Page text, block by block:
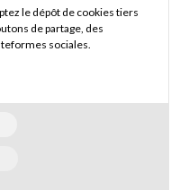
le dépôt de cookies tiers
de partage, des
sociales.